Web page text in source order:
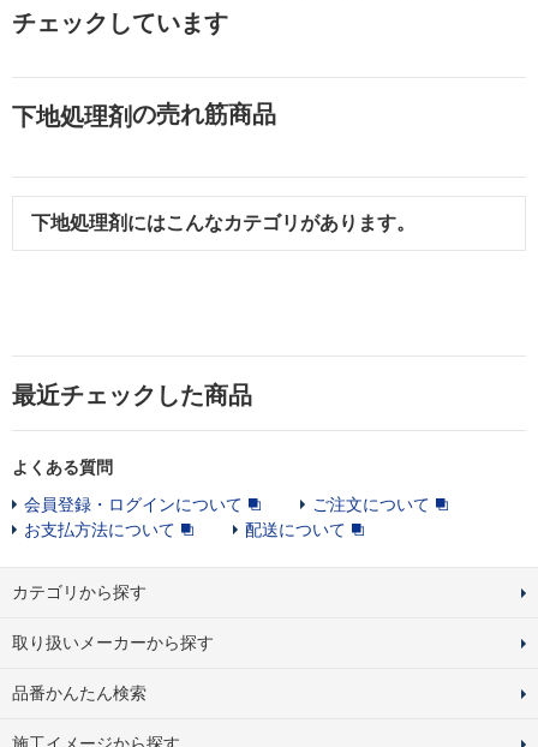
チェックしています
下地処理剤の売れ筋商品
下地処理剤 にはこんなカテゴリがあります。
最近チェックした商品
よくある質問
会員登録・ログインについて
ご注文について
お支払方法について
配送について
カテゴリから探す
取り扱いメーカーから探す
品番かんたん検索